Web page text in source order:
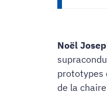
Noël
prototypes
de la